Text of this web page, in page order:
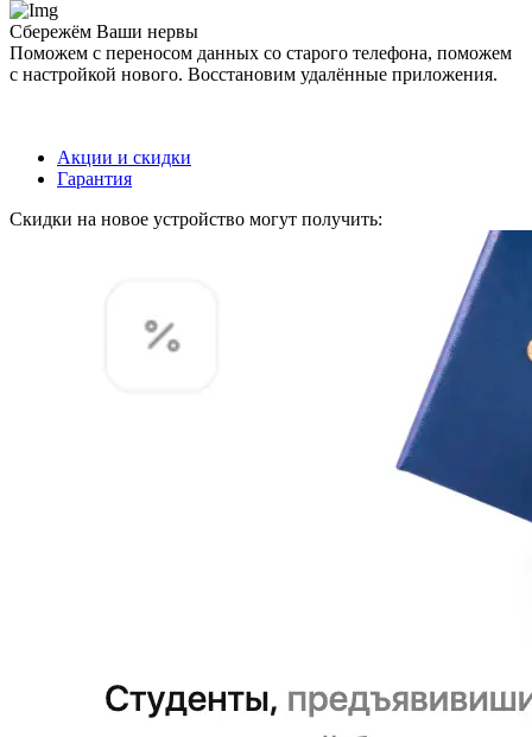
Сбережём Ваши нервы
Поможем с переносом данных со старого телефона, поможем
с настройкой нового. Восстановим удалённые приложения.
Акции и скидки
Гарантия
Скидки на новое устройство могут получить: